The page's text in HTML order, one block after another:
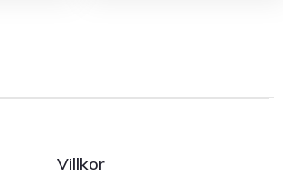
Villkor